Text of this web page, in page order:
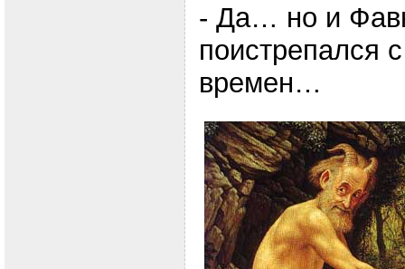
- Да… но и
поистрепался
времен…